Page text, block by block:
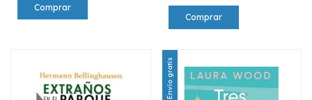
Envío gratis